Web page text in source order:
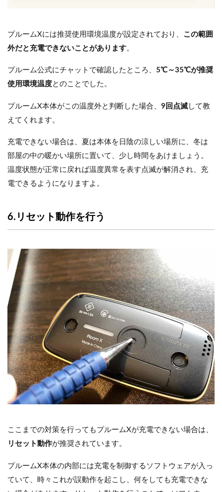
プルームXには推奨使用環境温度が設定されており、 この範囲
外だと充電できないことがあります。
プルーム公式にチャットで確認したところ、 5℃～35℃が推奨
使用環境温度とのことでした。
プルームX本体がこの温度外と判断した場合、 9回点滅 して教
えてくれます。
充電できない場合は、夏は本体を日陰の涼しい場所に、冬は
部屋の中の暖かい場所に置いて、少し時間をあけましょう。
温度状態が正常に戻れば温度異常を表す点滅が解消され、充
電できるようになりますよ。
6.リセット動作を行う
ここまでの対策を行ってもプルームXが充電できない場合は、
リセット動作が推奨されています。
プルームX本体の内部には充電を制御するソフトウェアが入っ
ていて、時々これが誤動作を起こし、何をしても充電できな